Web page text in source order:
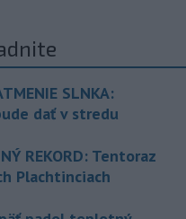
SLNKA:
dať v stredu
REKORD: Tentoraz
Plachtinciach